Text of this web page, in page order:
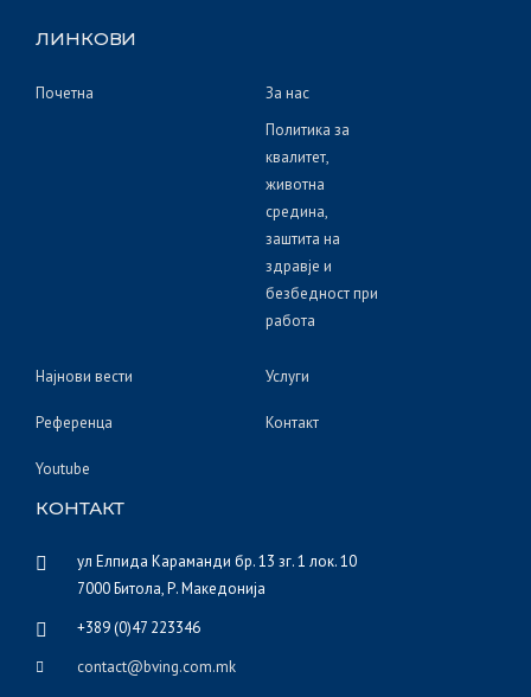
ЛИНКОВИ
Почетна
За нас
Политика за
квалитет,
животна
средина,
заштита на
здравје и
безбедност при
работа
Најнови вести Услуги
Референца Контакт
Youtube
КОНТАКТ
ул Елпида Караманди бр. 13 зг. 1 лок. 10
7000 Битола, Р. Македонија
+389 (0)47 223346
contact@bving.com.mk